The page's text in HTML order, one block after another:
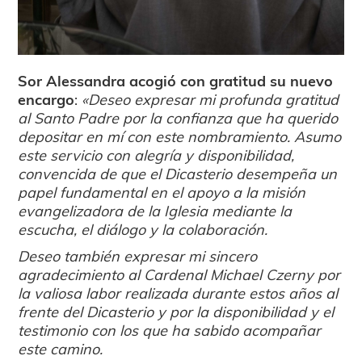
Sor Alessandra acogió con gratitud su nuevo
encargo: «Deseo expresar mi profunda gratitud
al Santo Padre por la confianza que ha querido
depositar en mí con este nombramiento. Asumo
este servicio con alegría y disponibilidad,
convencida de que el Dicasterio desempeña un
papel fundamental en el apoyo a la misión
evangelizadora de la Iglesia mediante la
escucha, el diálogo y la colaboración.
Deseo también expresar mi sincero
agradecimiento al Cardenal Michael Czerny por
la valiosa labor realizada durante estos años al
frente del Dicasterio y por la disponibilidad y el
testimonio con los que ha sabido acompañar
este camino.